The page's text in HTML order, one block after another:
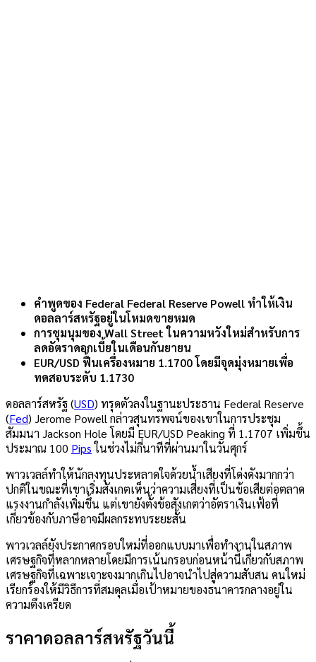
คำพูดของ Federal Federal Reserve Powell ทำให้เงิน
ดอลลาร์สหรัฐอยู่ในโหมดขายหมด
การชุมนุมของ Wall Street ในความหวังใหม่สำหรับการ
ลดอัตราดอกเบี้ยในเดือนกันยายน
EUR/USD ฟื้นเครื่องหมาย 1.1700 โดยมีจุดมุ่งหมายเพื่อ
ทดสอบระดับ 1.1730
ดอลลาร์สหรัฐ (USD) ทรุดตัวลงในฐานะประธาน Federal Reserve
(Fed) Jerome Powell กล่าวสุนทรพจน์ของเขาในการประชุม
สัมมนา Jackson Hole โดยมี EUR/USD Peaking ที่ 1.1707 เพิ่มขึ้น
ประมาณ 100 Pipsในช่วงไม่กี่นาทีที่ผ่านมาในวันศุกร์
พาวเวลล์ทำให้นักลงทุนประหลาดใจด้วยน้ำเสียงที่โด่งดังมากกว่า
ปกติในขณะที่เขาเริ่มสังเกตเห็นว่าความเสี่ยงที่เป็นข้อเสียต่อตลาด
แรงงานกำลังเพิ่มขึ้น แต่เขายังตั้งข้อสังเกตว่าอัตราเงินเฟ้อที่
เกี่ยวข้องกับภาษีอาจมีผลกระทบระยะสั้น
พาวเวลล์ยังประกาศกรอบใหม่ที่ออกแบบมาเพื่อทำงานในสภาพ
เศรษฐกิจที่หลากหลายโดยมีการเน้นกรอบก่อนหน้านี้เกี่ยวกับสภาพ
เศรษฐกิจที่เฉพาะเจาะจงมากเกินไปอาจนำไปสู่ความสับสน คนใหม่
เรียกร้องให้มีวิธีการที่สมดุลเมื่อเป้าหมายของธนาคารกลางอยู่ใน
ความตึงเครียด
ราคาดอลลาร์สหรัฐวันนี้